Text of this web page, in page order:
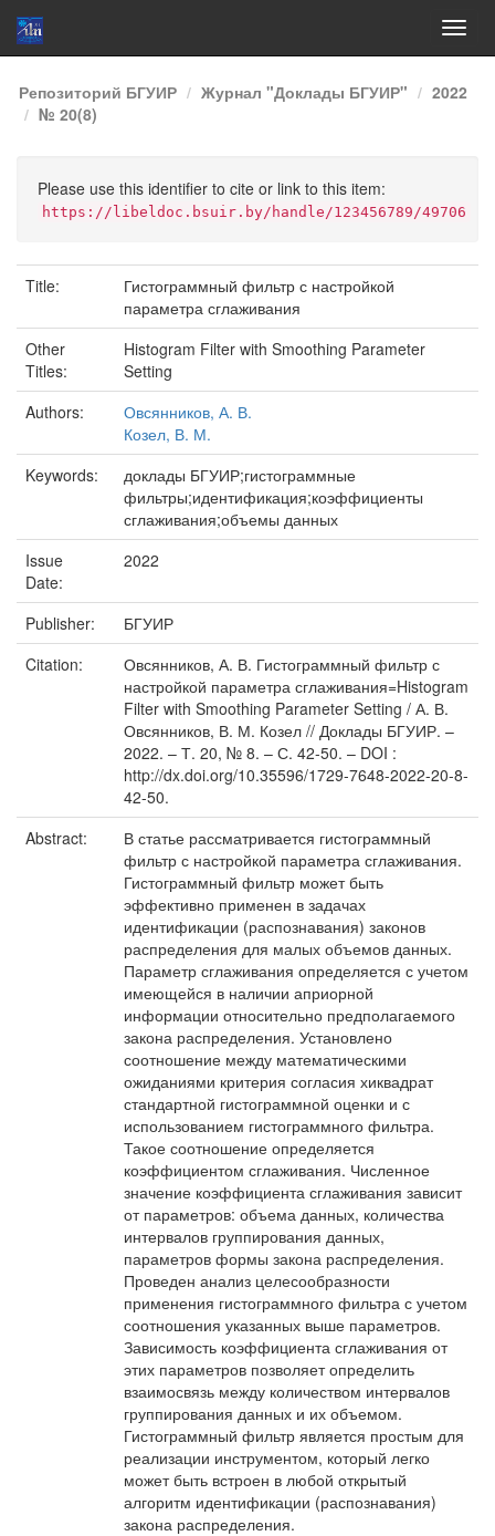
Skip
navigation
Репозиторий БГУИР Журнал "Доклады БГУИР"
2022
№ 20(8)
Please use this identifier to cite or link to this item:
https://libeldoc.bsuir.by/handle/123456789/49706
Title:
Гистограммный фильтр с настройкой
параметра сглаживания
Other
Titles:
Histogram Filter with Smoothing Parameter
Setting
Authors:
Овсянников, А. В.
Козел, В. М.
Keywords:
доклады БГУИР;гистограммные
фильтры;идентификация;коэффициенты
сглаживания;объемы данных
Issue
Date:
2022
Publisher:
БГУИР
Citation:
Овсянников, А. В. Гистограммный фильтр с
настройкой параметра сглаживания=Histogram
Filter with Smoothing Parameter Setting / А. В.
Овсянников, В. М. Козел // Доклады БГУИР. –
2022. – Т. 20, № 8. – С. 42-50. – DOI :
http://dx.doi.org/10.35596/1729-7648-2022-20-8-
42-50.
Abstract:
В статье рассматривается гистограммный
фильтр с настройкой параметра сглаживания.
Гистограммный фильтр может быть
эффективно применен в задачах
идентификации (распознавания) законов
распределения для малых объемов данных.
Параметр сглаживания определяется с учетом
имеющейся в наличии априорной
информации относительно предполагаемого
закона распределения. Установлено
соотношение между математическими
ожиданиями критерия согласия хи­квадрат
стандартной гистограммной оценки и с
использованием гистограммного фильтра.
Такое соотношение определяется
коэффициентом сглаживания. Численное
значение коэффициента сглаживания зависит
от параметров: объема данных, количества
интервалов группирования данных,
параметров формы закона распределения.
Проведен анализ целесообразности
применения гистограммного фильтра с учетом
соотношения указанных выше параметров.
Зависимость коэффициента сглаживания от
этих параметров позволяет определить
взаимосвязь между количеством интервалов
группирования данных и их объемом.
Гистограммный фильтр является простым для
реализации инструментом, который легко
может быть встроен в любой открытый
алгоритм идентификации (распознавания)
закона распределения.